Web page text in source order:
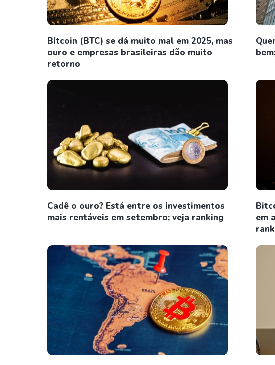
Bitcoin (BTC) se dá muito mal em 2025, mas
ouro e empresas brasileiras dão muito
retorno
Cadê o ouro? Está entre os investimentos
mais rentáveis em setembro; veja ranking
em